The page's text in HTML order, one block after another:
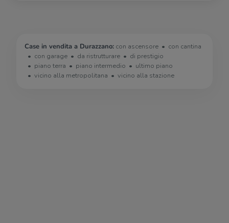
Case in vendita a Durazzano: con ascensore
con cantina
con garage
da ristrutturare
di prestigio
piano terra
piano intermedio
ultimo piano
vicino alla metropolitana
vicino alla stazione